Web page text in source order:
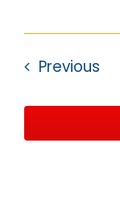
Previous